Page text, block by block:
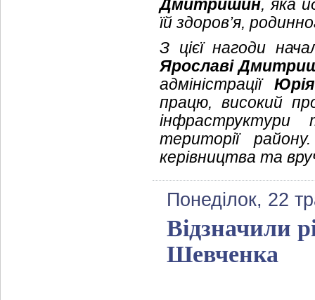
Дмитришин, яка
їй здоров’я,
З цієї нагоди
Ярославі
адміністрації
працю, високий
інфраструктури
території
керівництва та
Понеділок, 22
Відзначили
Шевченка